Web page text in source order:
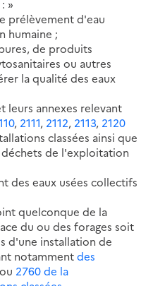
»
prélèvement d'eau
humaine ;
de produits
ou autres
la qualité des eaux
leurs annexes relevant
, 2111, 2112, 2113, 2120
classées ainsi que
de l'exploitation
des eaux usées collectifs
quelconque de la
du ou des forages soit
d'une installation de
notammentdes
ou 2760 de la